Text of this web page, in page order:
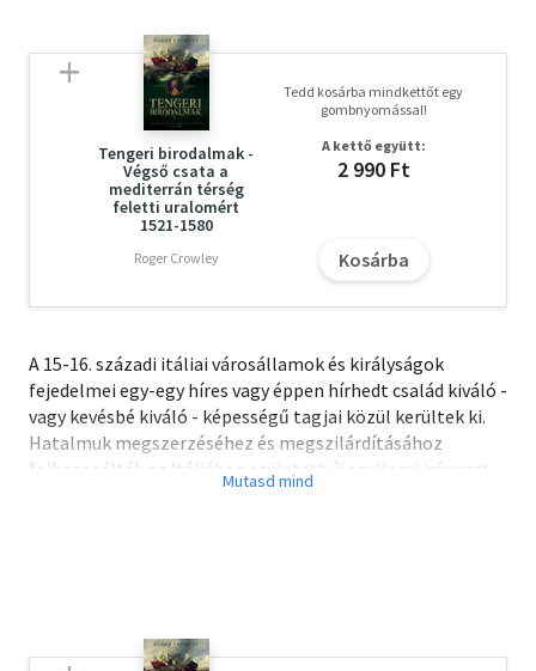
Tengeri birodalmak -
Végső csata a
mediterrán térség
feletti uralomért
1521-1580
Roger Crowley
Tedd kosárba mindkettőt egy
gombnyomással!
A kettő együtt:
2 990 Ft
Kosárba
A 15-16. századi itáliai városállamok és királyságok
fejedelmei egy-egy híres vagy éppen hírhedt család kiváló -
vagy kevésbé kiváló - képességű tagjai közül kerültek ki.
Hatalmuk megszerzéséhez és megszilárdításához
felhasználták az Itáliában született új szellemi irányzat,
a humanizmus és a reneszánsz kultúra értékeit is. Többen
királysággá szervezték át.